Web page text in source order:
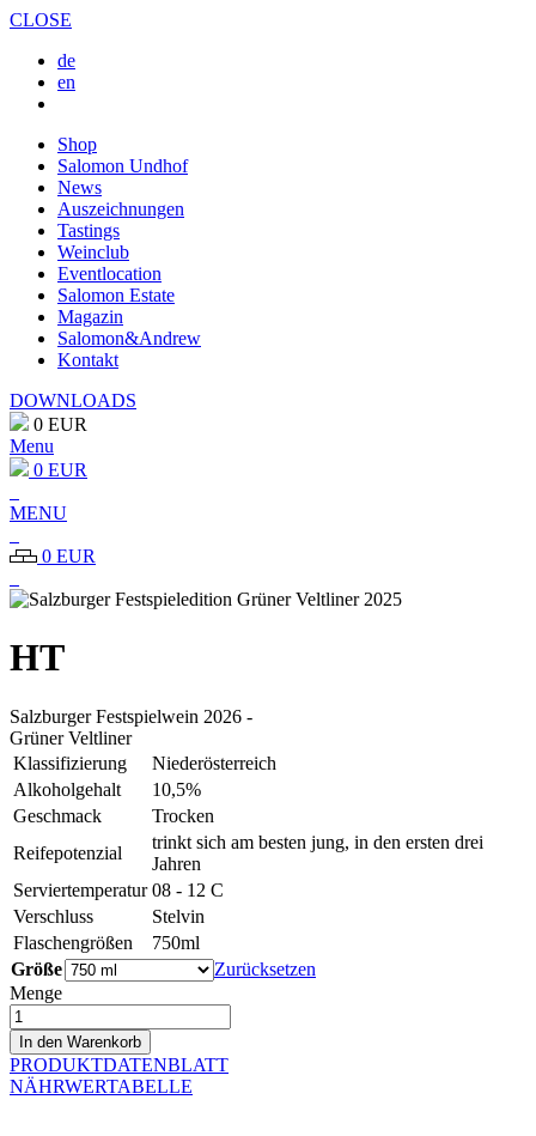
CLOSE
de
en
Shop
Salomon Undhof
News
Auszeichnungen
Tastings
Weinclub
Eventlocation
Salomon Estate
Magazin
Salomon&Andrew
Kontakt
DOWNLOADS
0 EUR
Menu
0 EUR
MENU
0 EUR
HT
Salzburger Festspielwein 2026 -
Grüner Veltliner
Klassifizierung
Niederösterreich
Alkoholgehalt
10,5%
Geschmack
Trocken
Reifepotenzial
trinkt sich am besten jung, in den ersten drei
Jahren
Serviertemperatur 08 - 12 C
Verschluss
Stelvin
Flaschengrößen
750ml
Größe
Zurücksetzen
Menge
Salzburger
Festspieledition
Grüner
Veltliner
2025
In den Warenkorb
PRODUKTDATENBLATT
NÄHRWERTABELLE